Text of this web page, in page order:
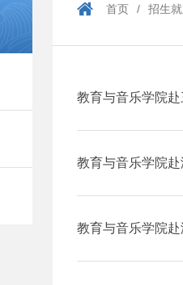
首页 / 招生
教育与音乐学院
拓岗
教育与音乐学院
访企拓岗
教育与音乐学院